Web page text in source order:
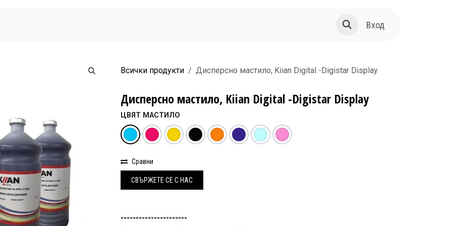
Вход
Всички продукти Дисперсно мастило, Kiian Digital -Digistar Display
Дисперсно мастило, Kiian Digital -Digistar Display
ЦВЯТ МАСТИЛО
Сравни
СВЪРЖЕТ​Е СЕ С НАС
----------------------